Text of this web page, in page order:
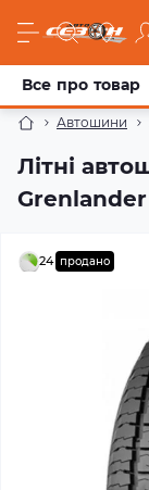
Автошини
Літні
Все про товар
24 продано